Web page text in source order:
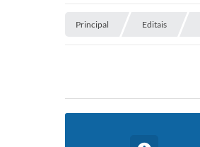
Principal Editais